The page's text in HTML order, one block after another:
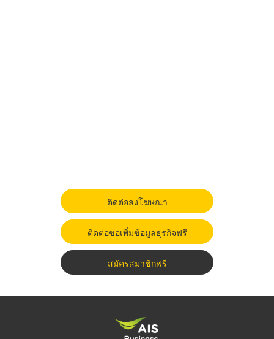
ติดต่อลงโฆษณา
ติดต่อขอเพิ่มข้อมูลธุรกิจฟรี
สมัครสมาชิกฟรี